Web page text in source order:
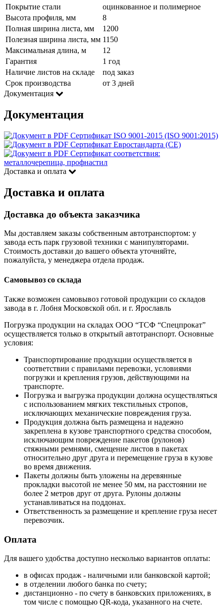
Покрытие стали
оцинкованное и полимерное
Высота профиля, мм
8
Полная ширина листа, мм
1200
Полезная ширина листа, мм 1150
Максимальная длина, м
12
Гарантия
1 год
Наличие листов на складе
под заказ
Срок производства
от 3 дней
Документация
Документация
Сертификат ISO 9001-2015 (ISO 9001:2015)
Сертификат Евростандарта (CE)
Сертификат соответствия:
металлочерепица, профнастил
Доставка и оплата
Доставка и оплата
Доставка до объекта заказчика
Мы доставляем заказы собственным автотранспортом: у
завода есть парк грузовой техники с манипуляторами.
Стоимость доставки до вашего объекта уточняйте,
пожалуйста, у менеджера отдела продаж.
Самовывоз со склада
Также возможен самовывоз готовой продукции со складов
завода в г. Лобня Московской обл. и г. Ярославль
Погрузка продукции на складах ООО “ТСФ “Спецпрокат”
осуществляется только в открытый автотранспорт. Основные
условия:
Транспортирование продукции осуществляется в
соответствии с правилами перевозки, условиями
погрузки и крепления грузов, действующими на
транспорте.
Погрузка и выгрузка продукции должна осуществляться
с использованием мягких текстильных стропов,
исключающих механические повреждения груза.
Продукция должна быть размещена и надежно
закреплена в кузове транспортного средства способом,
исключающим повреждение пакетов (рулонов)
стяжными ремнями, смещение листов в пакетах
относительно друг друга и перемещение груза в кузове
во время движения.
Пакеты должны быть уложены на деревянные
прокладки высотой не менее 50 мм, на расстоянии не
более 2 метров друг от друга. Рулоны должны
устанавливаться на поддонах.
Ответственность за размещение и крепление груза несет
перевозчик.
Оплата
Для вашего удобства доступно несколько вариантов оплаты:
в офисах продаж - наличными или банковской картой;
в отделении любого банка по счету;
дистанционно - по счету в банковских приложениях, в
том числе с помощью QR-кода, указанного на счете.